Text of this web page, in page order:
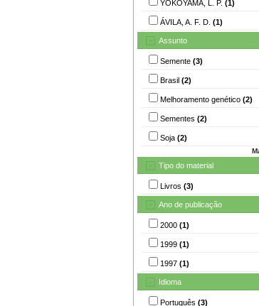
YOKOYAMA, L. P. (1)
ÁVILA, A. F. D. (1)
Assunto
Semente (3)
Brasil (2)
Melhoramento genético (2)
Sementes (2)
Soja (2)
Tipo do material
Livros (3)
Ano de publicação
2000 (1)
1999 (1)
1997 (1)
Idioma
Português (3)